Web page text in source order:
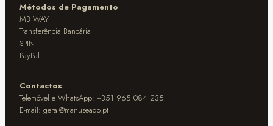
Métodos de Pagamento
MB WAY
Transferência Bancária
SPIN
PayPal
Contactos
Telemóvel e WhatsApp: +351 965 084 235
E-mail: geral@manuseado.pt